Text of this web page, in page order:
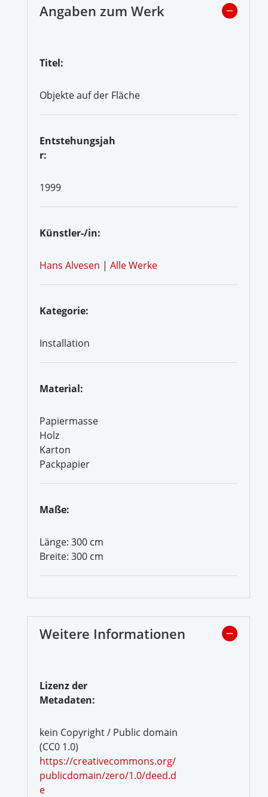
Angaben zum Werk
Titel:
Objekte auf der Fläche
Entstehungsjah
r:
1999
Künstler-/in:
Hans Alvesen | Alle Werke
Kategorie:
Installation
Material:
Papiermasse
Holz
Karton
Packpapier
Maße:
Länge: 300 cm
Breite: 300 cm
Weitere Informationen
Lizenz der
Metadaten:
kein Copyright / Public domain
(CC0 1.0)
https://creativecommons.org/
publicdomain/zero/1.0/deed.d
e